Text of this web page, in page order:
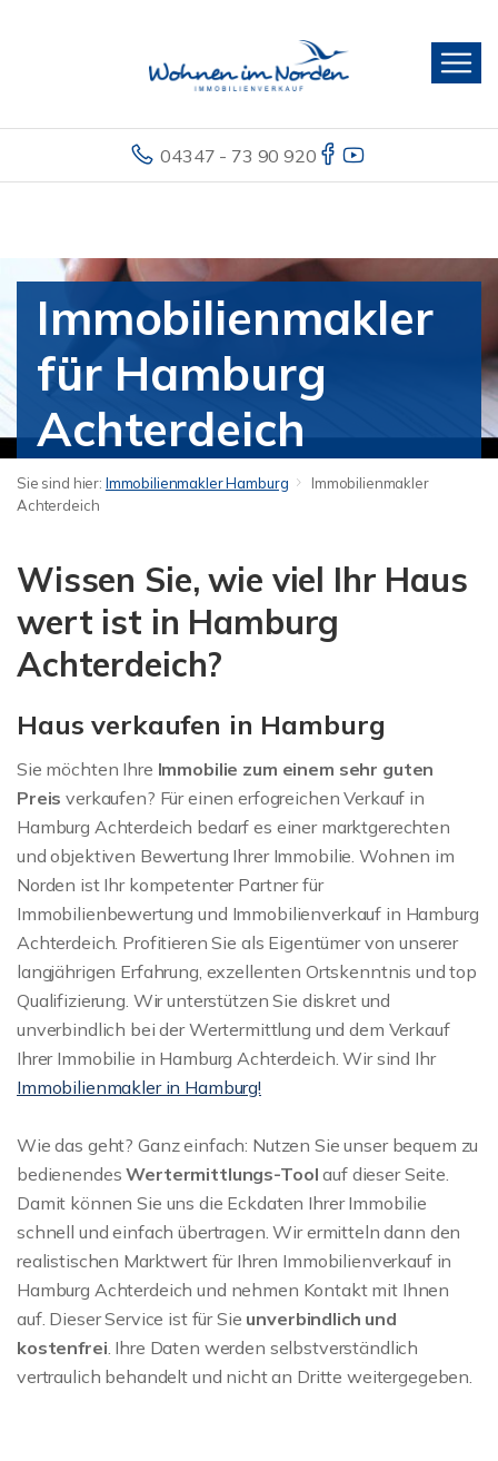
04347 - 73 90 920
Immobilienmakler
für Hamburg
Achterdeich
Immobilienbewertung für
Achterdeich
Sie sind hier: Immobilienmakler Hamburg
Immobilienmakler
Achterdeich
Wissen Sie, wie viel Ihr Haus
wert ist in Hamburg
Achterdeich?
Haus verkaufen in Hamburg
Sie möchten Ihre Immobilie zum einem sehr guten
Preis verkaufen? Für einen erfogreichen Verkauf in
Hamburg Achterdeich bedarf es einer marktgerechten
und objektiven Bewertung Ihrer Immobilie. Wohnen im
Norden ist Ihr kompetenter Partner für
Immobilienbewertung und Immobilienverkauf in Hamburg
Achterdeich. Profitieren Sie als Eigentümer von unserer
langjährigen Erfahrung, exzellenten Ortskenntnis und top
Qualifizierung. Wir unterstützen Sie diskret und
unverbindlich bei der Wertermittlung und dem Verkauf
Ihrer Immobilie in Hamburg Achterdeich. Wir sind Ihr
Immobilienmakler in Hamburg!
Wie das geht? Ganz einfach: Nutzen Sie unser bequem zu
bedienendes Wertermittlungs-Tool auf dieser Seite.
Damit können Sie uns die Eckdaten Ihrer Immobilie
schnell und einfach übertragen. Wir ermitteln dann den
realistischen Marktwert für Ihren Immobilienverkauf in
Hamburg Achterdeich und nehmen Kontakt mit Ihnen
auf. Dieser Service ist für Sie unverbindlich und
kostenfrei. Ihre Daten werden selbstverständlich
vertraulich behandelt und nicht an Dritte weitergegeben.